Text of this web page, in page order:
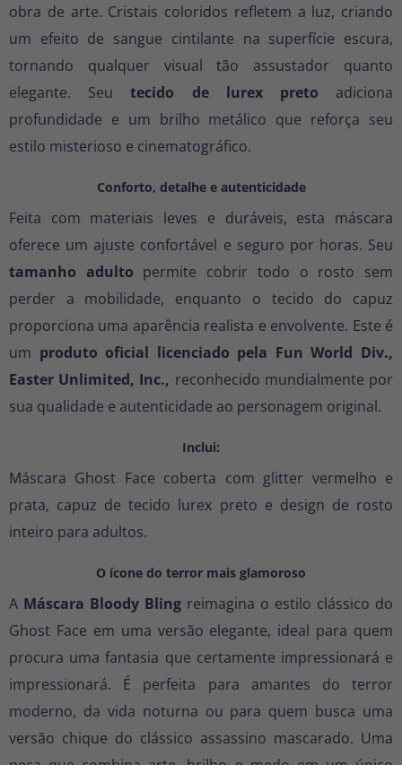
obra de arte. Cristais coloridos refletem a luz, criando
um efeito de sangue cintilante na superfície escura,
tornando qualquer visual tão assustador quanto
elegante. Seutecido de lurex preto adiciona
profundidade e um brilho metálico que reforça seu
estilo misterioso e cinematográfico.
Conforto, detalhe e autenticidade
Feita com materiais leves e duráveis, esta máscara
oferece um ajuste confortável e seguro por horas. Seu
tamanho adulto permite cobrir todo o rosto sem
perder a mobilidade, enquanto o tecido do capuz
proporciona uma aparência realista e envolvente. Este é
um produto oficial licenciado pela Fun World Div.,
Easter Unlimited, Inc., reconhecido mundialmente por
sua qualidade e autenticidade ao personagem original.
Inclui:
Máscara Ghost Face coberta com glitter vermelho e
prata, capuz de tecido lurex preto e design de rosto
inteiro para adultos.
O ícone do terror mais glamoroso
A Máscara Bloody Bling reimagina o estilo clássico do
Ghost Face em uma versão elegante, ideal para quem
procura uma fantasia que certamente impressionará e
impressionará. É perfeita para amantes do terror
moderno, da vida noturna ou para quem busca uma
versão chique do clássico assassino mascarado. Uma